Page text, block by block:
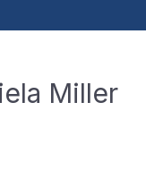
Miller